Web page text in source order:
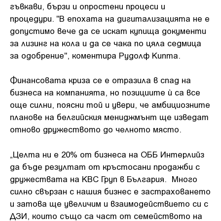
гъвкави, бързи и опростени процеси и
процедури. "В епохата на дигитализацията не е
допустимо вече да се искат купища документи
за лизинг на кола и да се чака по цяла седмица
за одобрение", коментира Рудолф Кипта.
Финансовата криза се е отразила в спад на
бизнеса на компанията, но позициите ѝ са все
още силни, поясни той и увери, че амбициозните
планове на белгийския мениджмънт ще изведат
отново дружеството до челното място.
„Целта ни е 20% от бизнеса на ОББ Интерлийз
да бъде резултат от кръстосани продажби с
дружествата на KBC Груп в България. Много
силно свързан с нашия бизнес е застраховането
и затова ще увеличим и взаимодействието си с
ДЗИ, които също са част от семейството на